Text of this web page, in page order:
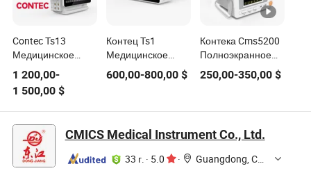
Contec Ts13
Медицинское
оборудование
сенсорный экран
Многопараметрический
модульный
пациент Монитор
1 200,00-
1 500,00 $
Контец Ts1
Медицинское
оборудование
ЭКГ, SpO2, НИБП,
Температура
монитор пациента
600,00-800,00$
Контека Cms5200
Полноэкранное
сенсорное
устройство для
жизненных
медицинский
инструмент для
пациентов в
250,00-350,00$
CMICS Medical Instrument Co., Ltd.
33 г. · 5.0 ·
Guangdong, China